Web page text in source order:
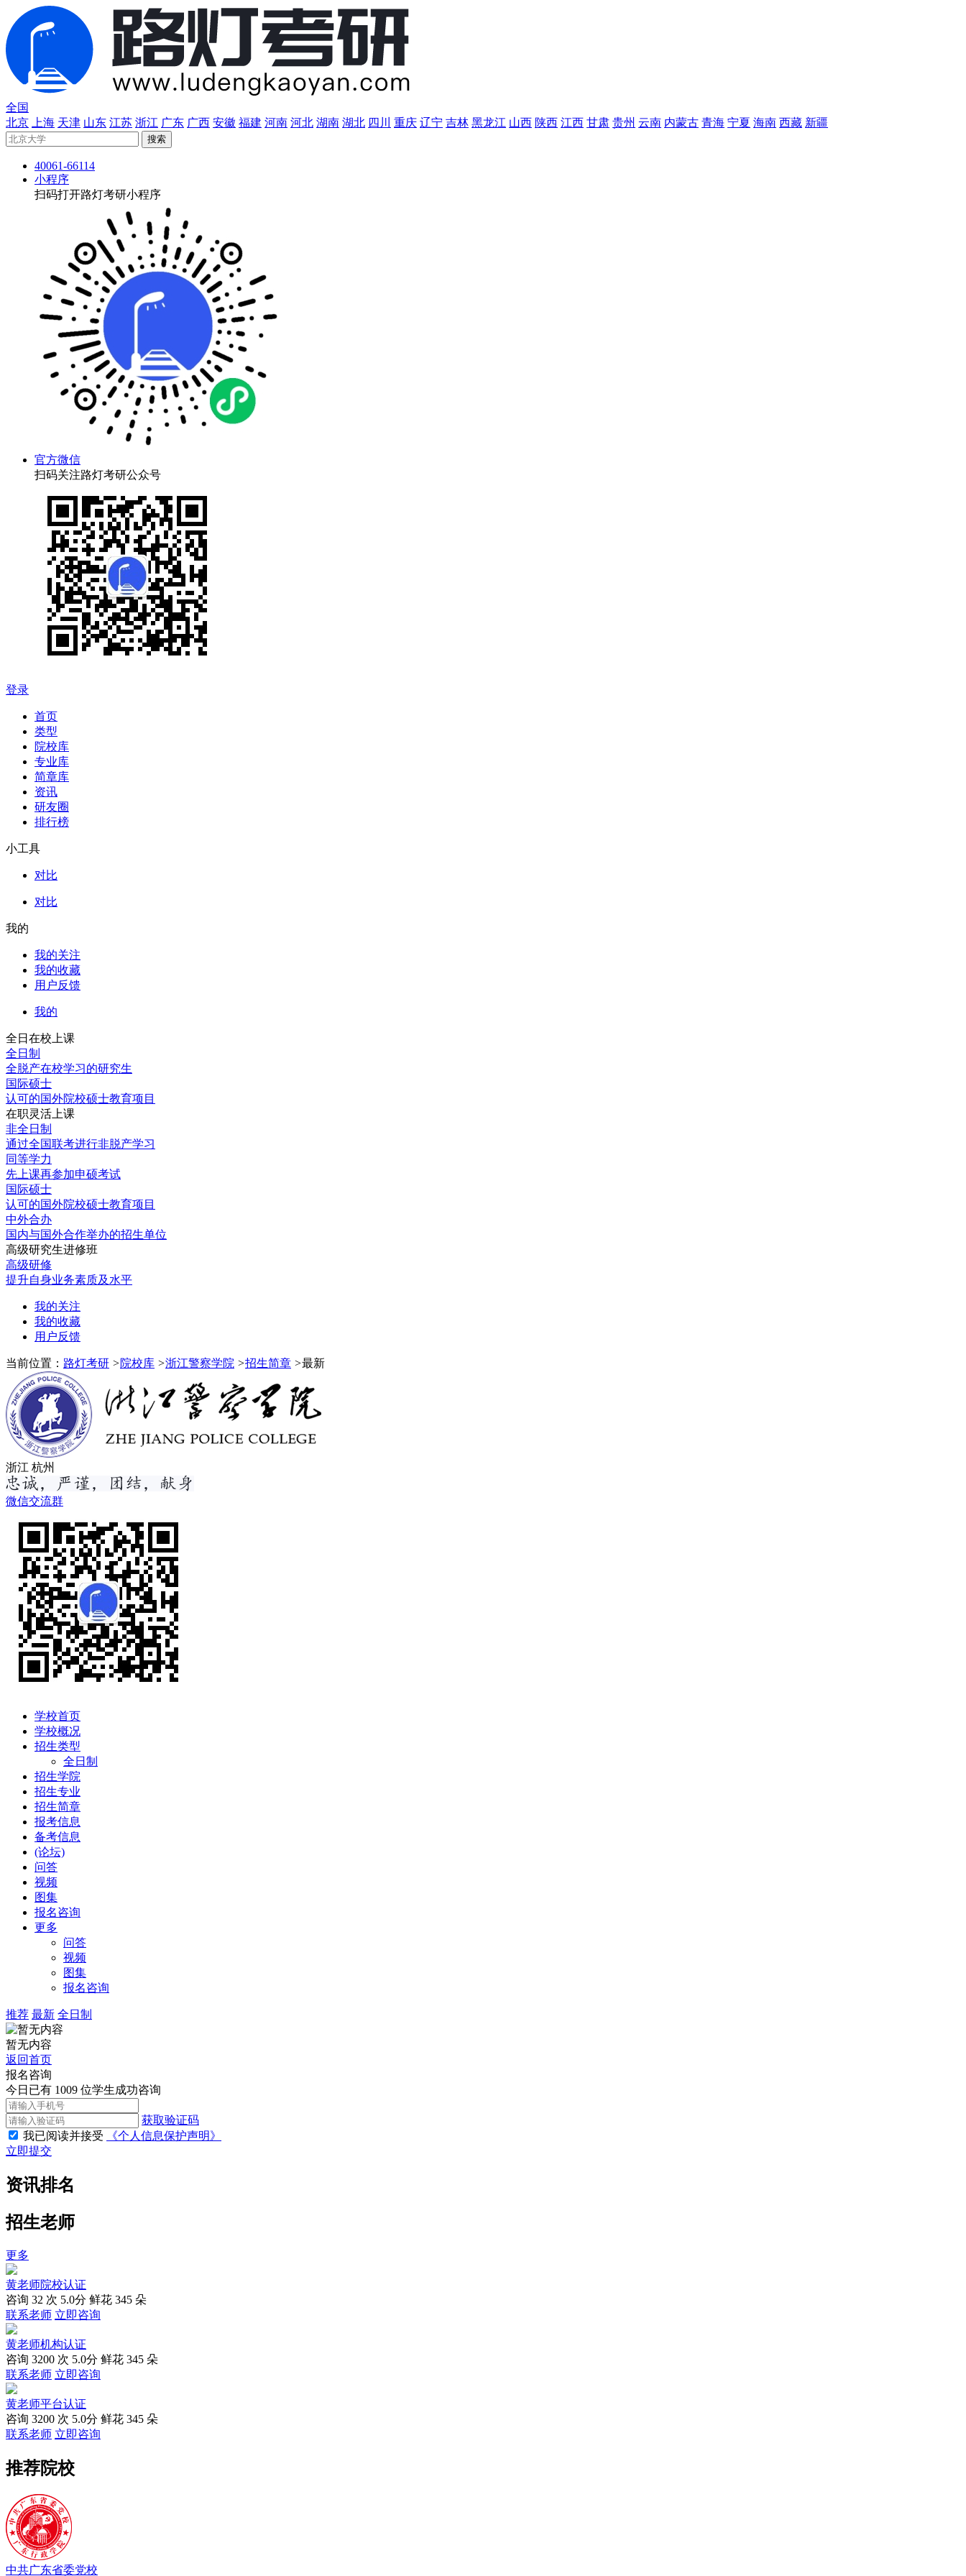
全国
北京
上海 天津 山东 江苏 浙江 广东 广西 安徽 福建 河南 河北 湖南 湖北 四川 重庆 辽宁 吉林 黑龙江 山西 陕西 江西 甘肃 贵州 云南 内蒙古 青海 宁夏 海南 西藏 新疆
40061-66114
小程序
扫码打开路灯考研小程序
官方微信
扫码关注路灯考研公众号
登录
首页
类型
院校库
专业库
简章库
资讯
研友圈
排行榜
小工具
对比
对比
我的
我的关注
我的收藏
用户反馈
我的
全日在校上课
全日制
全脱产在校学习的研究生
国际硕士
认可的国外院校硕士教育项目
在职灵活上课
非全日制
通过全国联考进行非脱产学习
同等学力
先上课再参加申硕考试
国际硕士
认可的国外院校硕士教育项目
中外合办
国内与国外合作举办的招生单位
高级研究生进修班
高级研修
提升自身业务素质及水平
我的关注
我的收藏
用户反馈
当前位置： 路灯考研 >院校库 >浙江警察学院 >招生简章 >最新
浙江 杭州
微信交流群
学校首页
学校概况
招生类型
全日制
招生学院
招生专业
招生简章
报考信息
备考信息
(论坛)
问答
视频
图集
报名咨询
更多
问答
视频
图集
报名咨询
推荐 最新 全日制
暂无内容
返回首页
报名咨询
今日已有 1009 位学生成功咨询
获取验证码
我已阅读并接受
《个人信息保护声明》
立即提交
资讯排名
招生老师
更多
黄老师院校认证
咨询 32 次 5.0分 鲜花 345 朵
联系老师 立即咨询
黄老师机构认证
咨询 3200 次 5.0分 鲜花 345 朵
联系老师 立即咨询
黄老师平台认证
咨询 3200 次 5.0分 鲜花 345 朵
联系老师 立即咨询
推荐院校
中共广东省委党校